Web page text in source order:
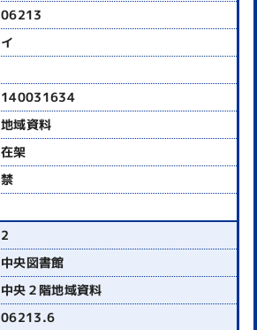
06213
イ
140031634
地域資料
在架
禁
2
中央図書館
中央２階地域資料
06213.6